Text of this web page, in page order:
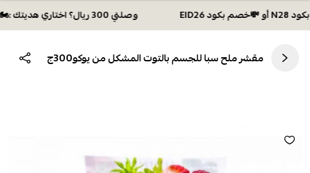
وصلتي 300 ريال؟ اختاري هديتك :🏍 شحن مجاني بكود N28 أو 💸خصم بكود EID26
مقشر ملح سبا للجسم بالتوت المشكل من يوكو300ج